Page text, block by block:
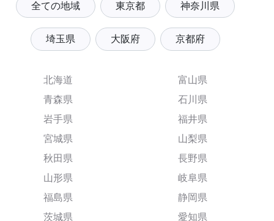
全ての地域 東京都 神奈川県
埼玉県 大阪府 京都府
北海道
青森県
岩手県
宮城県
秋田県
山形県
福島県
茨城県
富山県
石川県
福井県
山梨県
長野県
岐阜県
静岡県
愛知県